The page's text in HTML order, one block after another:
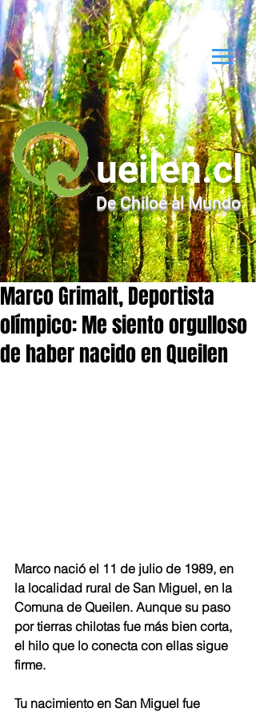
ueilen.cl
De Chiloé al Mundo
Marco Grimalt, Deportista
olímpico: Me siento orgulloso
de haber nacido en Queilen
Marco nació el 11 de julio de 1989, en
la localidad rural de San Miguel, en la
Comuna de Queilen. Aunque su paso
por tierras chilotas fue más bien corta,
el hilo que lo conecta con ellas sigue
firme.​
Tu nacimiento en San Miguel fue